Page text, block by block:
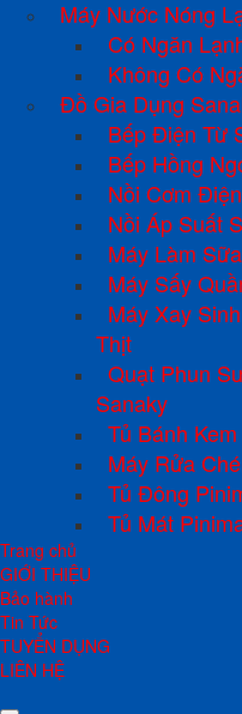
Máy Nước Nóng
Có Ngăn
Không Có
Đồ Gia Dụng
Bếp Điện Từ
Bếp Hồng
Nồi Cơm
Nồi Áp Suất
Máy Làm
Máy Sấy
Máy Xay
Thịt
Quạt Phun
Sanaky
Tủ Bánh Kem
Máy Rửa
Tủ Đông
Tủ Mát
Trang chủ
GIỚI THIỆU
Bảo hành
Tin Tức
TUYỂN DỤNG
LIÊN HỆ